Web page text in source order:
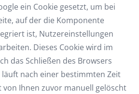
ein Cookie gesetzt, um bei
auf der die Komponente
ist, Nutzereinstellungen
Dieses Cookie wird im
das Schließen des Browsers
nach einer bestimmten Zeit
von Ihnen zuvor manuell gelöscht